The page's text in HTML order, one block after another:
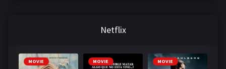
Netflix
MOVIE MOVIE MOVIE